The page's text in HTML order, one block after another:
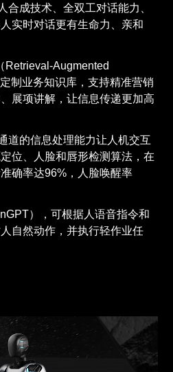
合成技术、全双工对话能力、
实时对话更有生命力、亲和
Retrieval-Augmented
制业务知识库，支持精准营销
展项讲解，让信息传递更加高
道的信息处理能力让人机交互
位、人脸和唇形检测算法，在
确率达96%，人脸唤醒率
），可根据人语音指令和
自然动作，并执行轻作业任